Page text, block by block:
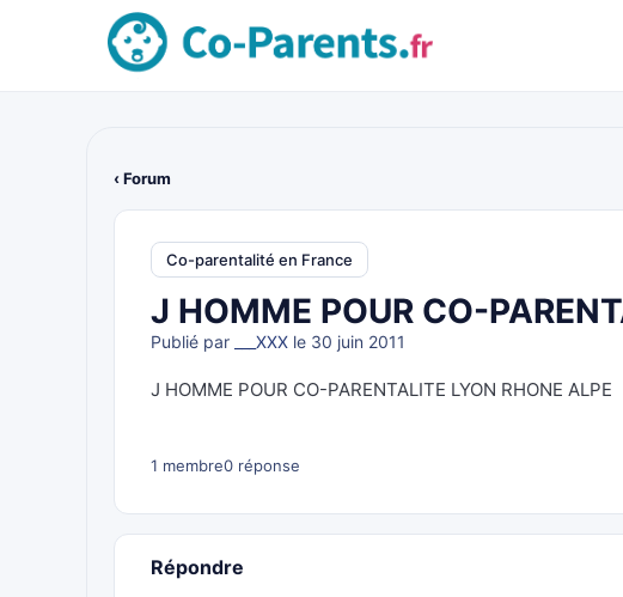
‹ Forum
Co-parentalité en France
J HOMME POUR CO-
Publié par ___XXX le 30 juin 2011
J HOMME POUR CO-PARENTALITE LYON RHONE ALPE
1 membre0 réponse
Répondre